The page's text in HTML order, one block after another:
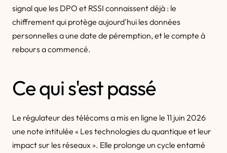
signal que les DPO et RSSI connaissent déjà : le
chiffrement qui protège aujourd'hui les données
personnelles a une date de péremption, et le compte à
rebours a commencé.
Ce qui s'est passé
Le régulateur des télécoms a mis en ligne le 11 juin 2026
une note intitulée « Les technologies du quantique et leur
impact sur les réseaux ». Elle prolonge un cycle entamé